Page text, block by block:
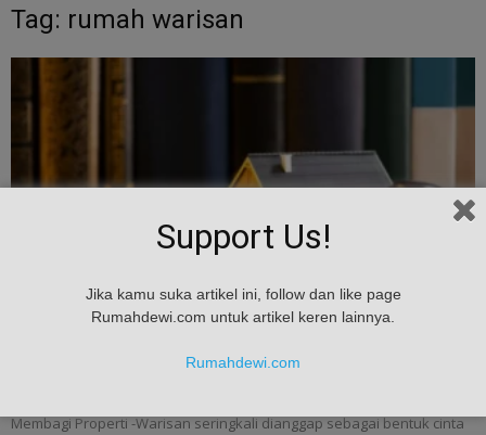
Tag: rumah warisan
Hukum Rumah Warisan: Panduan Menghindari
Membagi Properti -Warisan seringkali dianggap sebagai bentuk cinta
Support Us!
Jika kamu suka artikel ini, follow dan like page
Rumahdewi.com untuk artikel keren lainnya.
Rumahdewi.com